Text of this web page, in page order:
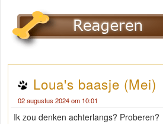
Loua's baasje (Mei)
02 augustus 2024 om 10:01
Ik zou denken achterlangs? Proberen?